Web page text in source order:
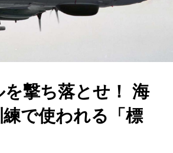
撃ち落とせ！ 海
練で使われる「標